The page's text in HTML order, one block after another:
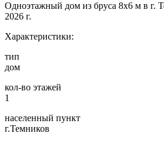
Одноэтажный дом из бруса 8х6 м в г.
2026 г.
Характеристики:
тип
дом
кол-во этажей
1
населенный пункт
г.Темников